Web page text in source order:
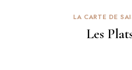
LA CARTE DE
Les